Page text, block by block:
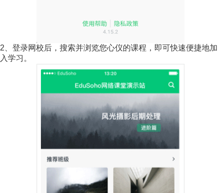
2、登录网校后，搜索并浏览您心仪的课程，即可快速便捷地加
入学习。